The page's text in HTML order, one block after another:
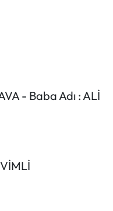
- Baba Adı : ALİ